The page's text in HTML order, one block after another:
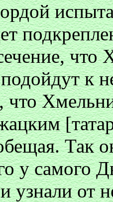
к
что
Так
у самого
узнали от